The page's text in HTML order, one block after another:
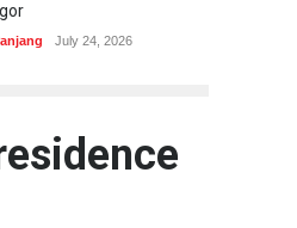
July 24, 2026